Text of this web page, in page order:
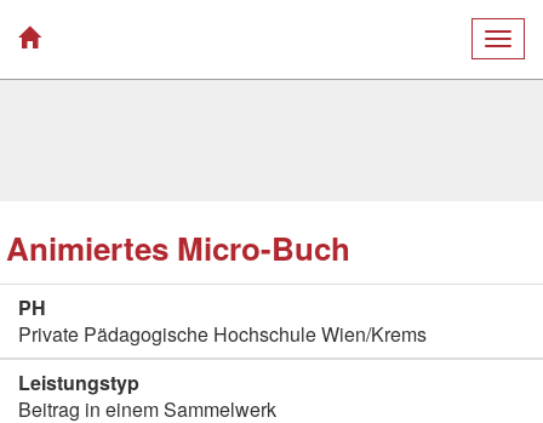
Animiertes Micro-Buch
PH
Private Pädagogische Hochschule Wien/Krems
Leistungstyp
Beitrag in einem Sammelwerk